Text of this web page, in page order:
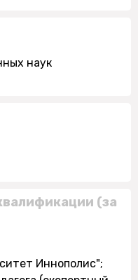
наук
(за
Иннополис";